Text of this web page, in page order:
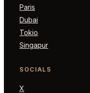
Paris
Dubai
Tokio
Singapur
SOCIALS
X